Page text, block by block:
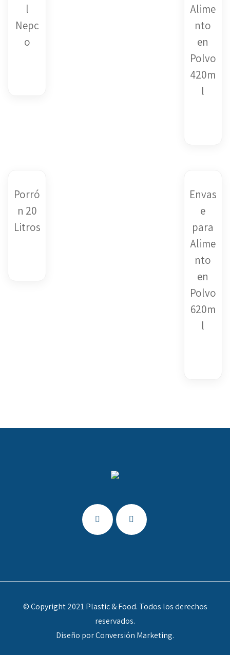
l
Nepc
o
Alime
nto
en
Polvo
420m
l
Porró
n 20
Litros
Envas
e
para
Alime
nto
en
Polvo
620m
l
© Copyright 2021 Plastic & Food. Todos los derechos
reservados.
Diseño por Conversión Marketing.